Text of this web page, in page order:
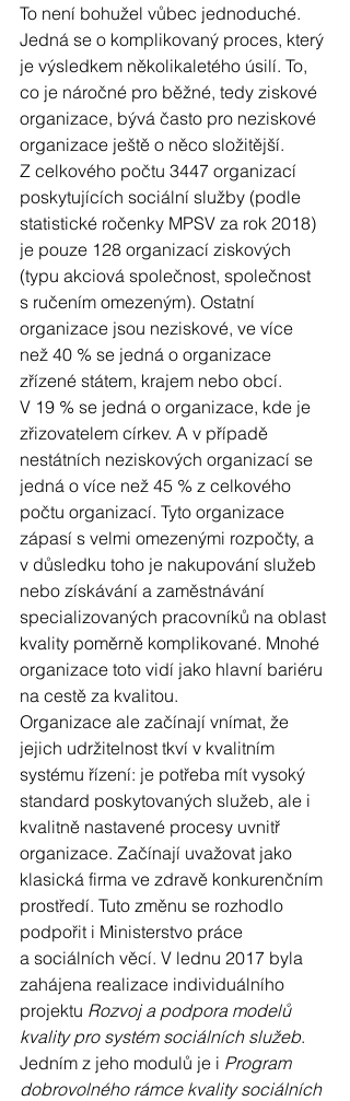
To není bohužel vůbec jednoduché.
Jedná se o komplikovaný proces, který
je výsledkem několikaletého úsilí. To,
co je náročné pro běžné, tedy ziskové
organizace, bývá často pro neziskové
organizace ještě o něco složitější.
Z celkového počtu 3447 organizací
poskytujících sociální služby (podle
statistické ročenky MPSV za rok 2018)
je pouze 128 organizací ziskových
(typu akciová společnost, společnost
s ručením omezeným). Ostatní
organizace jsou neziskové, ve více
než 40 % se jedná o organizace
zřízené státem, krajem nebo obcí.
V 19 % se jedná o organizace, kde je
zřizovatelem církev. A v případě
nestátních neziskových organizací se
jedná o více než 45 % z celkového
počtu organizací. Tyto organizace
zápasí s velmi omezenými rozpočty, a
v důsledku toho je nakupování služeb
nebo získávání a zaměstnávání
specializovaných pracovníků na oblast
kvality poměrně komplikované. Mnohé
organizace toto vidí jako hlavní bariéru
na cestě za kvalitou.
Organizace ale začínají vnímat, že
jejich udržitelnost tkví v kvalitním
systému řízení: je potřeba mít vysoký
standard poskytovaných služeb, ale i
kvalitně nastavené procesy uvnitř
organizace. Začínají uvažovat jako
klasická firma ve zdravě konkurenčním
prostředí. Tuto změnu se rozhodlo
podpořit i Ministerstvo práce
a sociálních věcí. V lednu 2017 byla
zahájena realizace individuálního
projektu Rozvoj a podpora modelů
kvality pro systém sociálních služeb.
Jedním z jeho modulů je i Program
dobrovolného rámce kvality sociálních